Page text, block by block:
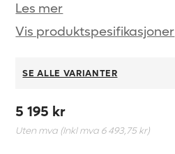
Les mer
Vis produktspesifikasjoner
SE ALLE VARIANTER
5 195 kr
Uten mva (Inkl mva 6 493,75 kr)